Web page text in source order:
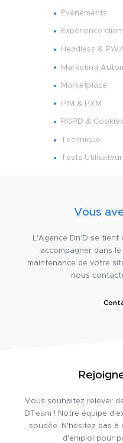
Événements
Expérience
Headless &
Marketing
Marketplace
PIM & PXM
RGPD & Cookies
Technique
Tests
Vous
L'Agence Dn'D se
accompagner dans
maintenance de votre
nous
Vous souhaitez relever
DTeam ! Notre équipe
soudée. N'hésitez pas
d'emploi pour